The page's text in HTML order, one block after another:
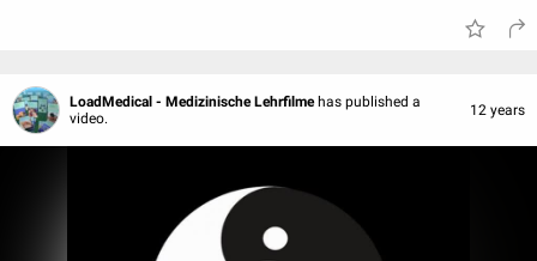
LoadMedical - Medizinische Lehrfilme has published a
video.
12 years